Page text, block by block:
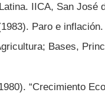
IICA, San José
Paro e
Bases,
“Crecimiento